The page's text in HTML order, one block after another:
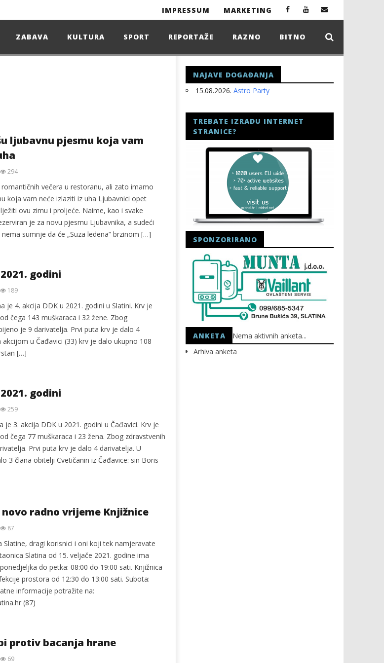
IMPRESSUM MARKETING
ZABAVA KULTURA SPORT REPORTAŽE RAZNO BITNO
ljubavnu pjesmu koja vam
294
večera u restoranu, ali zato imamo
koja vam neće izlaziti iz uha Ljubavnici opet
ovu zimu i proljeće. Naime, kao i svake
je za novu pjesmu Ljubavnika, a sudeći
sumnje da će „Suza ledena“ brzinom […]
godini
189
je 4. akcija DDK u 2021. godini u Slatini. Krv je
čega 143 muškaraca i 32 žene. Zbog
je 9 darivatelja. Prvi puta krv je dalo 4
u Čađavici (33) krv je dalo ukupno 108
[…]
godini
259
je 3. akcija DDK u 2021. godini u Čađavici. Krv je
čega 77 muškaraca i 23 žena. Zbog zdravstvenih
Prvi puta krv je dalo 4 darivatelja. U
3 člana obitelji Cvetičanin iz Čađavice: sin Boris
radno vrijeme Knjižnice
87
Slatine, dragi korisnici i oni koji tek namjeravate
Slatina od 15. veljače 2021. godine ima
do petka: 08:00 do 19:00 sati. Knjižnica
prostora od 12:30 do 13:00 sati. Subota:
informacije potražite na:
(87)
protiv bacanja hrane
69
NAJAVE DOGAĐANJA
15.08.2026. Astro Party
TREBATE IZRADU INTERNET
STRANICE?
SPONZORIRANO
ANKETA
Nema aktivnih anketa...
Arhiva anketa